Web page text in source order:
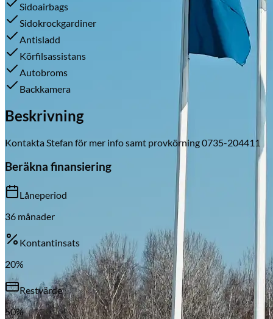
Sidoairbags
Sidokrockgardiner
Antisladd
Körfilsassistans
Autobroms
Backkamera
Beskrivning
Kontakta Stefan för mer info samt provkörning 0735-204411
Beräkna finansiering
Låneperiod
36 månader
Kontantinsats
20%
Restvärde
50%